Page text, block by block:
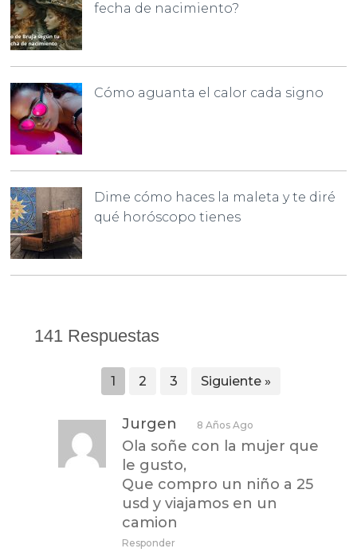
fecha de nacimiento?
Cómo aguanta el calor cada signo
Dime cómo haces la maleta y te diré
qué horóscopo tienes
141 Respuestas
1 2 3 Siguiente »
Jurgen 8 Años Ago
Ola soñe con la mujer que
le gusto,
Que compro un niño a 25
usd y viajamos en un
camion
Responder